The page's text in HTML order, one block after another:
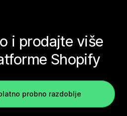
i prodajte više
Shopify
probno razdoblje